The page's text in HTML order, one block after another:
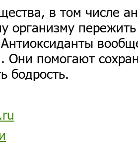
в том числе
организму
Антиоксиданты
Они помогают
бодрость.